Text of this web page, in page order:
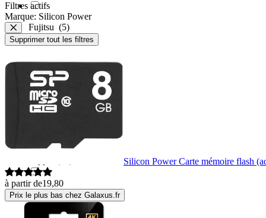
Fujitsu (5)
Garmin(1)
Gembird
Goobay (1)
Filtres actifs
Marque: Silicon Power
Supprimer tout les filtres
Silicon Power Carte mémoire flash
à partir de19,80
Prix le plus bas chez Galaxus.fr